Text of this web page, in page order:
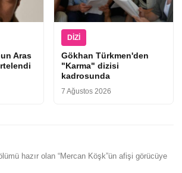
Aras
DIZI
Gökhan Türkmen'den
"Karma" dizisi
kadrosunda
7 Ağustos 2026
hazır olan “Mercan Köşk”ün afişi görücüye